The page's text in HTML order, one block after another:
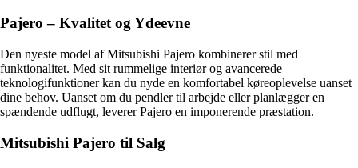
Pajero – Kvalitet og Ydeevne
Den nyeste model af Mitsubishi Pajero kombinerer stil med
funktionalitet. Med sit rummelige interiør og avancerede
teknologifunktioner kan du nyde en komfortabel køreoplevelse uanset
dine behov. Uanset om du pendler til arbejde eller planlægger en
spændende udflugt, leverer Pajero en imponerende præstation.
Mitsubishi Pajero til Salg